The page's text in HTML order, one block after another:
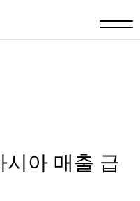
시아 매출 급